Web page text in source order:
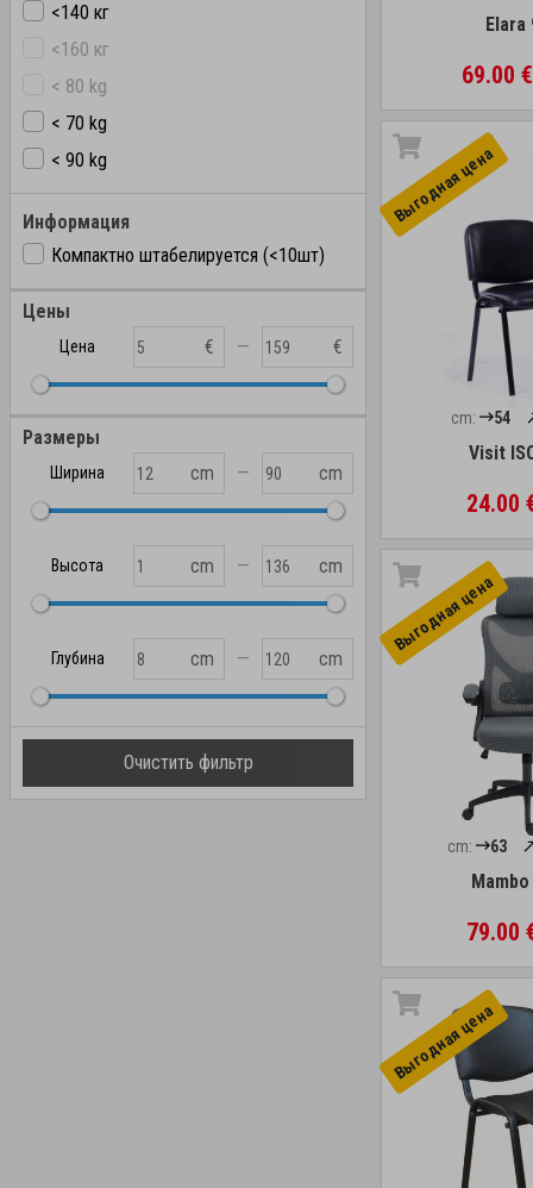
<140 кг
<160 кг
< 80 kg
< 70 kg
< 90 kg
Информация
Компактно штабелируется (<10шт)
Цены
Цена € — €
Размеры
Ширина cm — cm
Высота cm — cm
Глубина cm — cm
Очистить фильтр
Elara
69.00
Выгоднaя цена
cm: 54
Visit
24.00
Выгоднaя цена
cm: 63
79.00
Выгоднaя цена